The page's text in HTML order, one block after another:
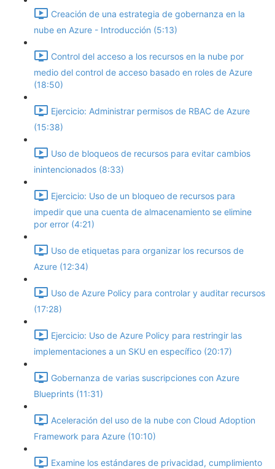
Creación de una estrategia de gobernanza en la
nube en Azure - Introducción (5:13)
Control del acceso a los recursos en la nube por
medio del control de acceso basado en roles de Azure
(18:50)
Ejercicio: Administrar permisos de RBAC de Azure
(15:38)
Uso de bloqueos de recursos para evitar cambios
inintencionados (8:33)
Ejercicio: Uso de un bloqueo de recursos para
impedir que una cuenta de almacenamiento se elimine
por error (4:21)
Uso de etiquetas para organizar los recursos de
Azure (12:34)
Uso de Azure Policy para controlar y auditar recursos
(17:28)
Ejercicio: Uso de Azure Policy para restringir las
implementaciones a un SKU en específico (20:17)
Gobernanza de varias suscripciones con Azure
Blueprints (11:31)
Aceleración del uso de la nube con Cloud Adoption
Framework para Azure (10:10)
Examine los estándares de privacidad, cumplimiento